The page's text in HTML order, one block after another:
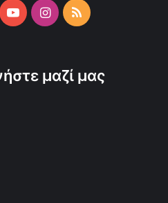
YouTubeInstagram
RSS
μαζί μας